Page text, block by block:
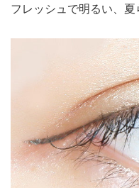
フレッシュで明るい、夏